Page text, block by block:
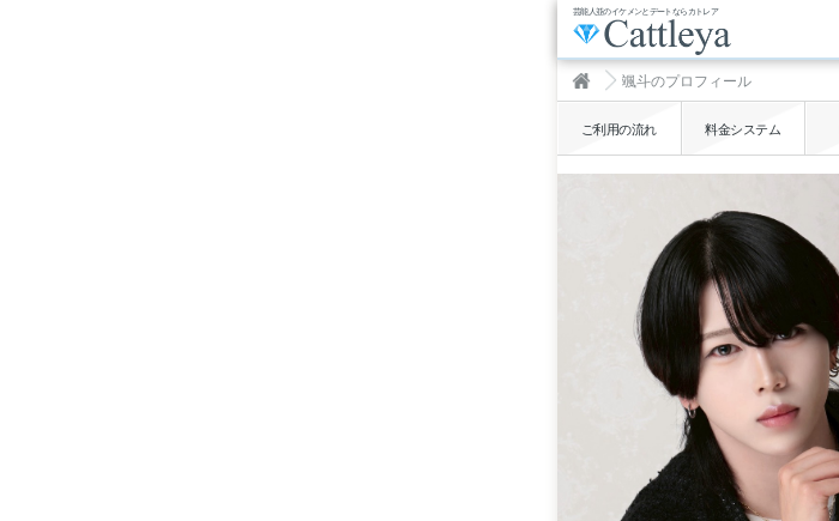
芸能人並のイケメンとデートならカトレア
颯斗のプロフィール
ご利用の流れ 料金システム